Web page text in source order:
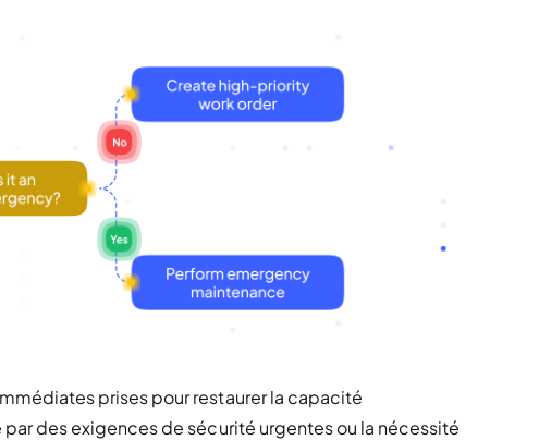
prises pour restaurer la capacité
des exigences de sécurité urgentes ou la nécessité